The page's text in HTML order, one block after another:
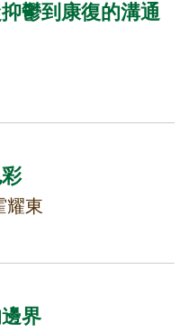
鬱到康復的溝通
耀東
界